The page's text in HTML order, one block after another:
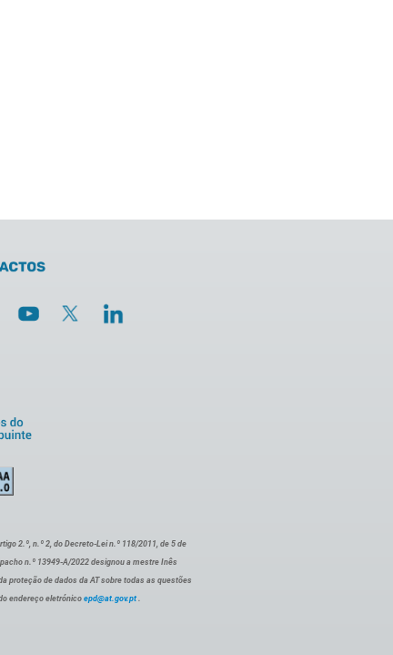
2.º, n.º 2, do Decreto-Lei n.º 118/2011, de 5 de
n.º 13949-A/2022 designou a mestre Inês
proteção de dados da AT sobre todas as questões
endereço eletrónico epd@at.gov.pt .